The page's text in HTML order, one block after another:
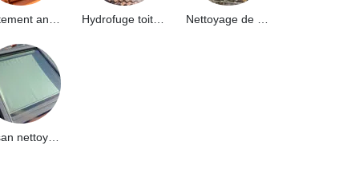
Artisan nettoyage de puits de lumière et Skydome 91